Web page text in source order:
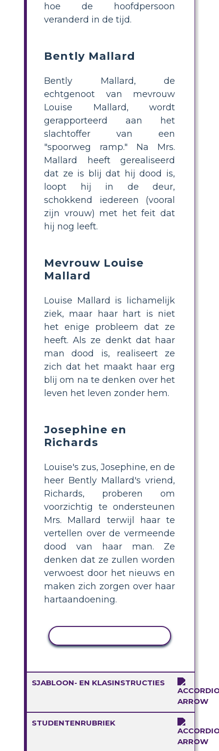
hoe de hoofdpersoon
veranderd in de tijd.
Bently Mallard
Bently Mallard, de
echtgenoot van mevrouw
Louise Mallard, wordt
gerapporteerd aan het
slachtoffer van een
"spoorweg ramp." Na Mrs.
Mallard heeft gerealiseerd
dat ze is blij dat hij dood is,
loopt hij in de deur,
schokkend iedereen (vooral
zijn vrouw) met het feit dat
hij nog leeft.
Mevrouw Louise
Mallard
Louise Mallard is lichamelijk
ziek, maar haar hart is niet
het enige probleem dat ze
heeft. Als ze denkt dat haar
man dood is, realiseert ze
zich dat het maakt haar erg
blij om na te denken over het
leven het leven zonder hem.
Josephine en
Richards
Louise's zus, Josephine, en de
heer Bently Mallard's vriend,
Richards, proberen om
voorzichtig te ondersteunen
Mrs. Mallard terwijl haar te
vertellen over de vermeende
dood van haar man. Ze
denken dat ze zullen worden
verwoest door het nieuws en
maken zich zorgen over haar
hartaandoening.
SJABLOON- EN KLASINSTRUCTIES
STUDENTENRUBRIEK